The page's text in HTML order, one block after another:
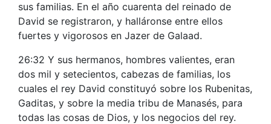
sus familias. En el año cuarenta del reinado de
David se registraron, y halláronse entre ellos
fuertes y vigorosos en Jazer de Galaad.
26:32 Y sus hermanos, hombres valientes, eran
dos mil y setecientos, cabezas de familias, los
cuales el rey David constituyó sobre los Rubenitas,
Gaditas, y sobre la media tribu de Manasés, para
todas las cosas de Dios, y los negocios del rey.